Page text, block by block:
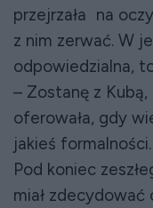
przejrzała na
z nim zerwać. W
odpowiedzialna,
– Zostanę z
oferowała, gdy
jakieś formalności.
Pod koniec
miał